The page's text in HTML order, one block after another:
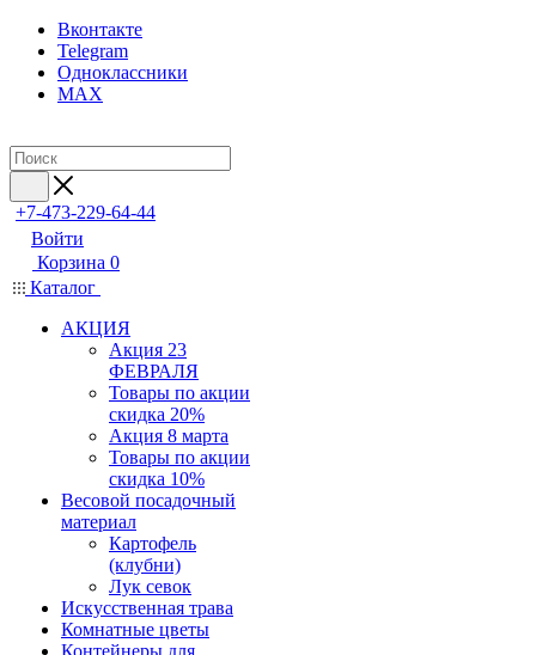
Вконтакте
Telegram
Одноклассники
MAX
+7-473-229-64-44
Войти
Корзина 0
Каталог
АКЦИЯ
Акция 23
ФЕВРАЛЯ
Товары по акции
скидка 20%
Акция 8 марта
Товары по акции
скидка 10%
Весовой посадочный
материал
Картофель
(клубни)
Лук севок
Искусственная трава
Комнатные цветы
Контейнеры для